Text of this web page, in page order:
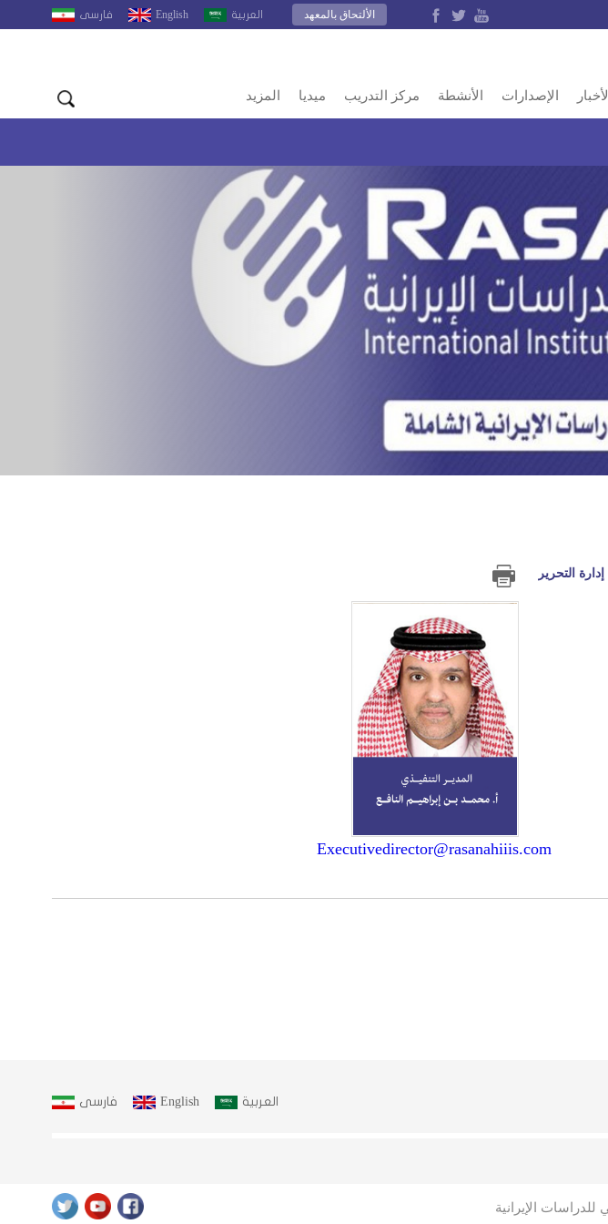
العربية English فارسى الألتحاق بالمعهد
الأخبار الإصدارات الأنشطة مركز التدريب ميديا المزيد
إدارة التحرير
Executivedirector@rasanahiiis.com
العربية English فارسى